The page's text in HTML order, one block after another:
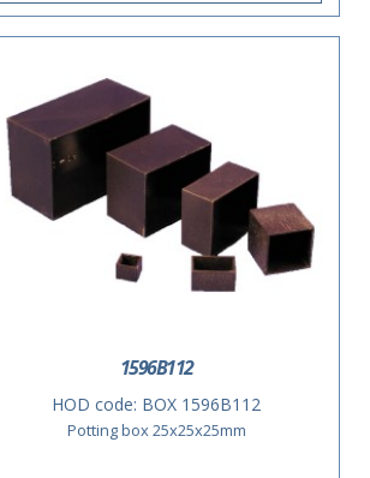
1596B112
HOD code: BOX 1596B112
Potting box 25x25x25mm